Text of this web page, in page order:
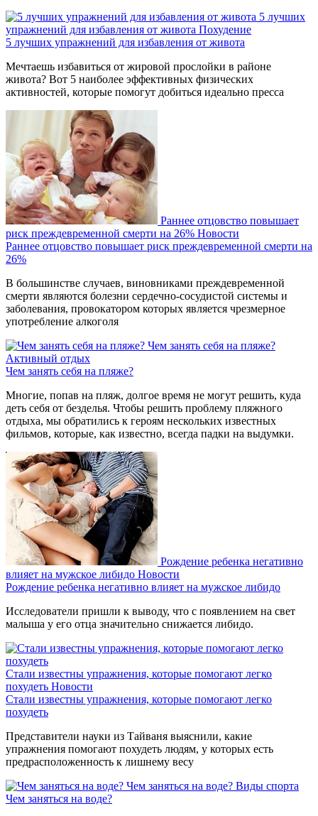
5 лучших
упражнений для избавления от живота Похудение
5 лучших упражнений для избавления от живота
Мечтаешь избавиться от жировой прослойки в районе
живота? Вот 5 наиболее эффективных физических
активностей, которые помогут добиться идеально пресса
Раннее отцовство повышает
риск преждевременной смерти на 26% Новости
Раннее отцовство повышает риск преждевременной смерти на
26%
В большинстве случаев, виновниками преждевременной
смерти являются болезни сердечно-сосудистой системы и
заболевания, провокатором которых является чрезмерное
употребление алкоголя
Чем занять себя на пляже?
Активный отдых
Чем занять себя на пляже?
Многие, попав на пляж, долгое время не могут решить, куда
деть себя от безделья. Чтобы решить проблему пляжного
отдыха, мы обратились к героям нескольких известных
фильмов, которые, как известно, всегда падки на выдумки.
Рождение ребенка негативно
влияет на мужское либидо Новости
Рождение ребенка негативно влияет на мужское либидо
Исследователи пришли к выводу, что с появлением на свет
малыша у его отца значительно снижается либидо.
Стали известны упражнения, которые помогают легко
похудеть Новости
Стали известны упражнения, которые помогают легко
похудеть
Представители науки из Тайваня выяснили, какие
упражнения помогают похудеть людям, у которых есть
предрасположенность к лишнему весу
Чем заняться на воде? Виды спорта
Чем заняться на воде?